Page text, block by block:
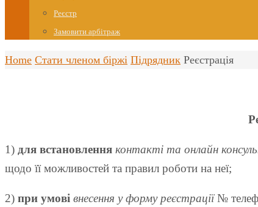
Реєстр
Замовити арбітраж
Home Стати членом біржі Підрядник Реєстрація
1) для встановлення контакті та онлайн
щодо її можливостей та правил роботи на неї;
2) при умові внесення у форму реєстрації№